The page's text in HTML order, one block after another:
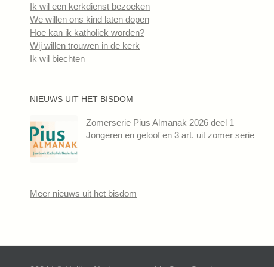
Ik wil een kerkdienst bezoeken
We willen ons kind laten dopen
Hoe kan ik katholiek worden?
Wij willen trouwen in de kerk
Ik wil biechten
NIEUWS UIT HET BISDOM
Zomerserie Pius Almanak 2026 deel 1 –
Jongeren en geloof en 3 art. uit zomer serie
Meer nieuws uit het bisdom